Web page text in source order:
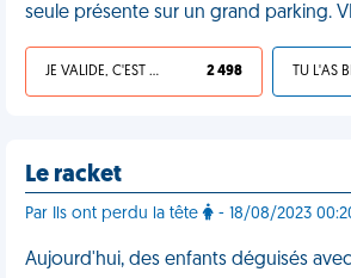
seule présente sur un grand parking.
JE VALIDE, C'EST UNE VDM 2 498
Le racket
Par Ils ont perdu la tête - 18/08/2023
Aujourd'hui, des enfants déguisés